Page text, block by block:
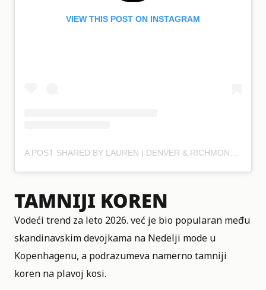
VIEW THIS POST ON INSTAGRAM
A POST SHARED BY LAUREN | DENVER & RICHMOND | LIVED IN COLOR (@LAURENAUSTIN_STYLIST)
TAMNIJI KOREN
Vodeći trend za leto 2026. već je bio popularan među
skandinavskim devojkama na Nedelji mode u
Kopenhagenu, a podrazumeva namerno tamniji
koren na plavoj kosi.